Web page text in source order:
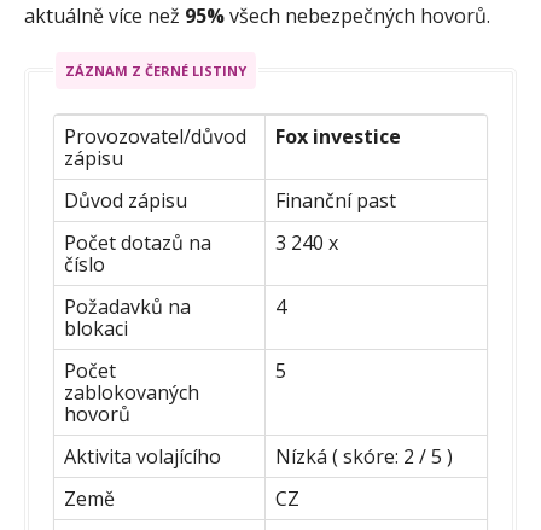
aktuálně více než 95%všech nebezpečných hovorů.
ZÁZNAM Z ČERNÉ LISTINY
Provozovatel/důvod
zápisu
Fox investice
Důvod zápisu
Finanční past
Počet dotazů na
číslo
3 240 x
Požadavků na
blokaci
4
Počet
zablokovaných
hovorů
5
Aktivita volajícího
Nízká ( skóre: 2 / 5 )
Země
CZ